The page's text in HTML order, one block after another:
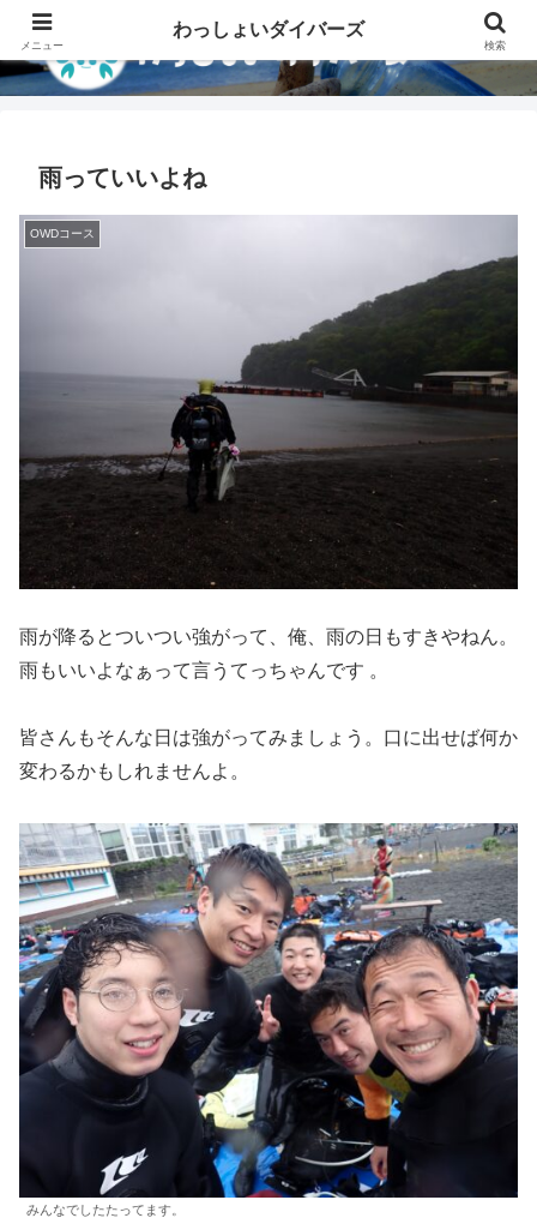
雨っていいよね
OWDコース
雨が降るとついつい強がって、俺、雨の日もすきやねん。
雨もいいよなぁって言うてっちゃんです 。
皆さんもそんな日は強がってみましょう。口に出せば何か
変わるかもしれませんよ。
みんなでしたたってます。
メニュー
わっしょいダイバーズ
検索